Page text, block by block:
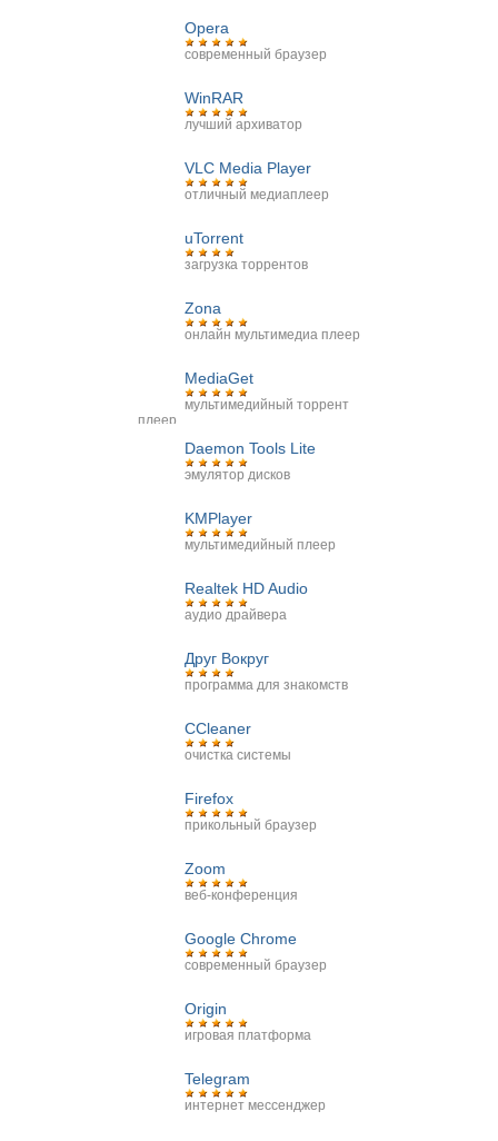
Opera
современный браузер
WinRAR
лучший архиватор
VLC Media Player
отличный медиаплеер
uTorrent
загрузка торрентов
Zona
онлайн мультимедиа плеер
MediaGet
мультимедийный торрент
плеер
Daemon Tools Lite
эмулятор дисков
KMPlayer
мультимедийный плеер
Realtek HD Audio
аудио драйвера
Друг Вокруг
программа для знакомств
CCleaner
очистка системы
Firefox
прикольный браузер
Zoom
веб-конференция
Google Chrome
современный браузер
Origin
игровая платформа
Telegram
интернет мессенджер